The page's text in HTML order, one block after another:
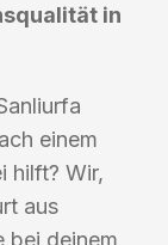
in
einem
hilft? Wir,
aus
bei deinem